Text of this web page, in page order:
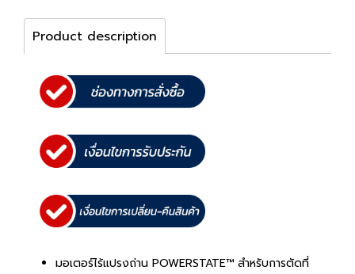
Product description
มอเตอร์ไร้แปรงถ่าน POWERSTATE™ สำหรับการตัดที่